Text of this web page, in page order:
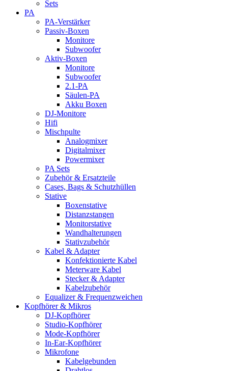
Sets
PA
PA-Verstärker
Passiv-Boxen
Monitore
Subwoofer
Aktiv-Boxen
Monitore
Subwoofer
2.1-PA
Säulen-PA
Akku Boxen
DJ-Monitore
Hifi
Mischpulte
Analogmixer
Digitalmixer
Powermixer
PA Sets
Zubehör & Ersatzteile
Cases, Bags & Schutzhüllen
Stative
Boxenstative
Distanzstangen
Monitorstative
Wandhalterungen
Stativzubehör
Kabel & Adapter
Konfektionierte Kabel
Meterware Kabel
Stecker & Adapter
Kabelzubehör
Equalizer & Frequenzweichen
Kopfhörer & Mikros
DJ-Kopfhörer
Studio-Kopfhörer
Mode-Kopfhörer
In-Ear-Kopfhörer
Mikrofone
Kabelgebunden